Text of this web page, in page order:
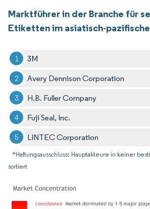
Marktführer in der Branche für
Etiketten im asiatisch-
3M
Avery Dennison Corporation
H.B. Fuller Company
Fuji Seal, Inc.
LINTEC Corporation
*Haftungsausschluss: Hauptakteure in keiner
sortiert